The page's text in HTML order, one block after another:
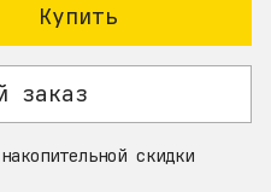
Купить
заказ
скидки